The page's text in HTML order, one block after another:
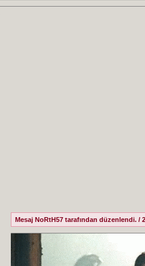
Mesaj NoRtH57 tarafından düzenlendi. /